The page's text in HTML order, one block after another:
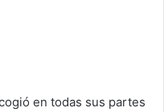
en todas sus partes